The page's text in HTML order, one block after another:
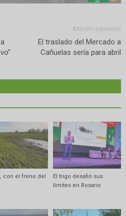
Artículo siguiente
El traslado del Mercado a
Cañuelas sería para abril
con el freno del
El trigo desafió sus
límites en Rosario